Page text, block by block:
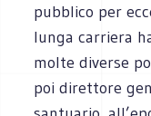
pubblico per
lunga carriera
molte diverse
poi direttore